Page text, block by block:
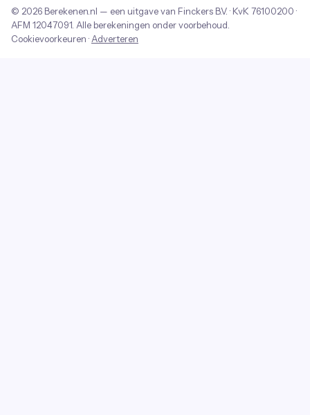
© 2026 Berekenen.nl — een uitgave van Finckers B.V. · KvK 76100200 ·
AFM 12047091 . Alle berekeningen onder voorbehoud.
Cookievoorkeuren · Adverteren